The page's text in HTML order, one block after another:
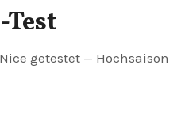
getestet — Hochsaison